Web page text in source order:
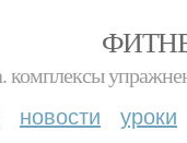
комплексы
новости уроки